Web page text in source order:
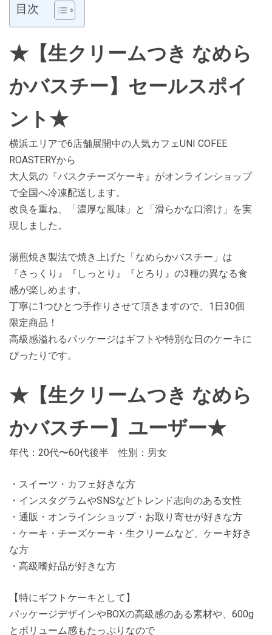
目次
★【生クリームつき なめら
かバスチー】セールスポイ
ント★
横浜エリアで6店舗展開中の人気カフェUNI COFEE
ROASTERYから
大人気の『バスクチーズケーキ』がオンラインショップ
で全国へ冷凍配送します。
改良を重ね、「濃厚な風味」と「滑らかな口溶け」を実
現しました。
湯煎焼き製法で焼き上げた「なめらかバスチー」は
『さっくり』『しっとり』『とろり』の3種の異なる食
感が楽しめます。
丁寧に1つひとつ手作りさせて頂きますので、1日30個
限定商品！
高級感溢れるパッケージはギフトや特別な日のケーキに
ぴったりです。
★【生クリームつき なめら
かバスチー】ユーザー★
年代：20代〜60代後半 性別：男女
・スイーツ・カフェ好きな方
・インスタグラムやSNSなどトレンド志向のある女性
・通販・オンラインショップ・お取り寄せが好きな方
・ケーキ・チーズケーキ・生クリームなど、ケーキ好き
な方
・高級嗜好品が好きな方
【特にギフトケーキとして】
パッケージデザインやBOXの高級感のある素材や、600g
とボリューム感もたっぷりなので